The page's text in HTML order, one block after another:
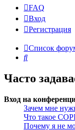
FAQ
Вход
Регистрация
Список
Поиск
Часто
Вход на
Зачем мне
Что такое
Почему я не